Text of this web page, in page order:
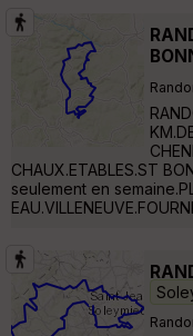
CHAUX.ETABLES.ST
seulement en